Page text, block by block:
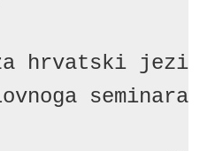
hrvatski jezik
seminara